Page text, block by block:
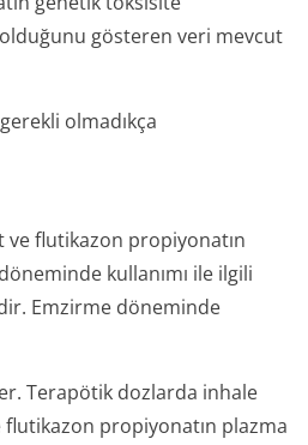
gösteren veri mevcut
olmadıkça
flutikazon propiyonatın
kullanımı ile ilgili
Emzirme döneminde
Terapötik dozlarda inhale
propiyonatın plazma